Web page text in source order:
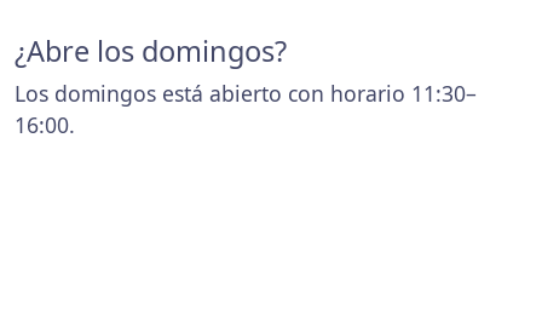
¿Abre los domingos?
Los domingos está abierto con horario 11:30–
16:00.